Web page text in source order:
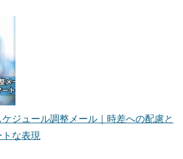
ケジュール調整メール｜時差への配慮と
な表現